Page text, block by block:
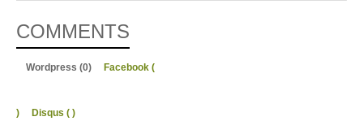
COMMENTS
Wordpress (0) Facebook (
) Disqus ( )